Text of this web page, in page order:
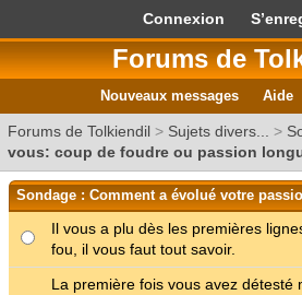
Connexion
Forums de
Nouveaux messages Aide
Forums de Tolkiendil > Sujets divers... >
vous: coup de foudre ou passion
Sondage : Comment a évolué votre
Il vous a plu dès les premières
fou, il vous faut tout savoir.
La première fois vous avez détesté